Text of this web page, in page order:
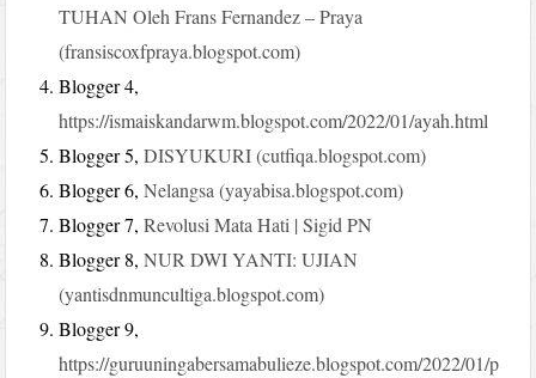
TUHAN Oleh Frans Fernandez – Praya
(fransiscoxfpraya.blogspot.com)
Blogger 4,
https://ismaiskandarwm.blogspot.com/2022/01/ayah.html
Blogger 5,DISYUKURI (cutfiqa.blogspot.com)
Blogger 6,Nelangsa (yayabisa.blogspot.com)
Blogger 7,Revolusi Mata Hati | Sigid PN
Blogger 8,NUR DWI YANTI: UJIAN
(yantisdnmuncultiga.blogspot.com)
Blogger 9,
https://guruuningabersamabulieze.blogspot.com/2022/01/p